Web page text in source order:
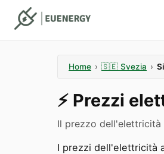
Home › 🇸🇪 Svezia ›
⚡️ Prezzi
Il prezzo dell'elettricità
I prezzi dell'elettricità